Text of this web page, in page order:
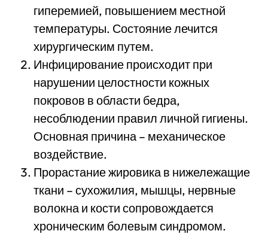
гиперемией, повышением местной
температуры. Состояние лечится
хирургическим путем.
Инфицирование происходит при
нарушении целостности кожных
покровов в области бедра,
несоблюдении правил личной гигиены.
Основная причина – механическое
воздействие.
Прорастание жировика в нижележащие
ткани – сухожилия, мышцы, нервные
волокна и кости сопровождается
хроническим болевым синдромом.